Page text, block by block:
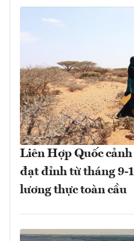
Liên Hợp Quốc
đạt đỉnh từ tháng 9-
lương thực toàn cầu